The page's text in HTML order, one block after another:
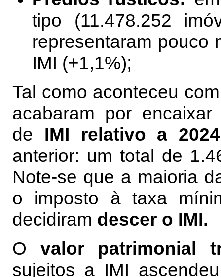
tipo (11.478.252
representaram pouco
IMI (+1,1%);
Tal como aconteceu
acabaram por
de IMI relativo a 2024
anterior: um total de
Note-se que a maioria
o imposto à taxa
decidiram descer o IMI.
O valor patrimonial
sujeitos a IMI